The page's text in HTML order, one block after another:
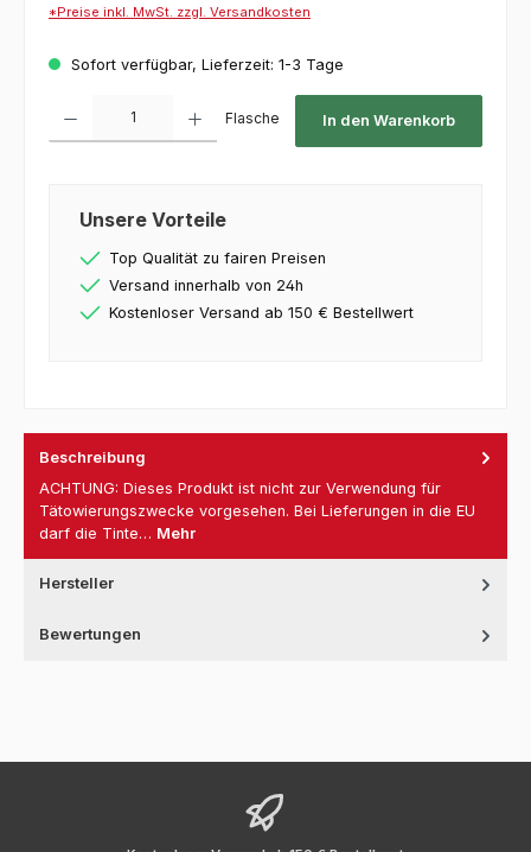
*Preise inkl. MwSt. zzgl. Versandkosten
Sofort verfügbar, Lieferzeit: 1-3 Tage
Flasche In den Warenkorb
Unsere Vorteile
Top Qualität zu fairen Preisen
Versand innerhalb von 24h
Kostenloser Versand ab 150 € Bestellwert
Beschreibung
ACHTUNG: Dieses Produkt ist nicht zur Verwendung für
Tätowierungszwecke vorgesehen. Bei Lieferungen in die EU
darf die Tinte… Mehr
Hersteller
Bewertungen